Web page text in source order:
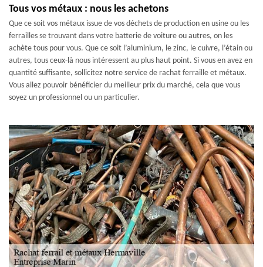
Tous vos métaux : nous les achetons
Que ce soit vos métaux issue de vos déchets de production en usine ou les
ferrailles se trouvant dans votre batterie de voiture ou autres, on les
achète tous pour vous. Que ce soit l’aluminium, le zinc, le cuivre, l’étain ou
autres, tous ceux-là nous intéressent au plus haut point. Si vous en avez en
quantité suffisante, sollicitez notre service de rachat ferraille et métaux.
Vous allez pouvoir bénéficier du meilleur prix du marché, cela que vous
soyez un professionnel ou un particulier.